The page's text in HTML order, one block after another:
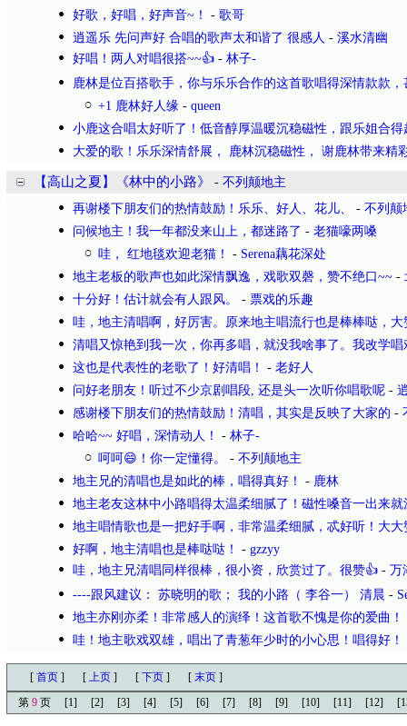
好歌，好唱，好声音~！
- 歌哥
逍遥乐 先问声好 合唱的歌声太和谐了 很感人 - 溪水清幽
好唱！两人对唱很搭~~👍 - 林子-
鹿林是位百搭歌手，你与乐乐合作的这首歌唱得深情款款，
+1 鹿林好人缘 - queen
小鹿这合唱太好听了！低音醇厚温暖沉稳磁性，跟乐姐合得
大爱的歌！乐乐深情舒展， 鹿林沉稳磁性， 谢鹿林带来精
【高山之夏】《林中的小路》 - 不列颠地主
再谢楼下朋友们的热情鼓励！乐乐、好人、花儿、
- 不列颠
问候地主！我一年都没来山上，都迷路了 - 老猫嚎两嗓
哇， 红地毯欢迎老猫！
- Serena藕花深处
地主老板的歌声也如此深情飘逸，戏歌双磬，赞不绝口~~ -
十分好！估计就会有人跟风。
- 票戏的乐趣
哇，地主清唱啊，好厉害。原来地主唱流行也是棒棒哒，大
清唱又惊艳到我一次，你再多唱，就没我啥事了。我改学唱
这也是代表性的老歌了！好清唱！
- 老好人
问好老朋友！听过不少京剧唱段, 还是头一次听你唱歌呢 -
感谢楼下朋友们的热情鼓励！清唱，其实是反映了大家的 -
哈哈~~ 好唱，深情动人！
- 林子-
呵呵😄！你一定懂得。
- 不列颠地主
地主兄的清唱也是如此的棒，唱得真好！
- 鹿林
地主老友这林中小路唱得太温柔细腻了！磁性嗓音一出来就
地主唱情歌也是一把好手啊，非常温柔细腻，忒好听！大大
好啊，地主清唱也是棒哒哒！
- gzzyy
哇，地主兄清唱同样很棒，很小资，欣赏过了。很赞👍 - 万
----跟风建议： 苏晓明的歌； 我的小路（ 李谷一） 清晨 -
地主亦刚亦柔！非常感人的演绎！这首歌不愧是你的爱曲！
哇！地主歌戏双雄，唱出了青葱年少时的小心思！唱得好！
[ 首页 ] [ 上页 ] [ 下页 ] [ 末页 ]
第 9 页 [1] [2] [3] [4] [5] [6] [7] [8] [9] [10] [11] [12]